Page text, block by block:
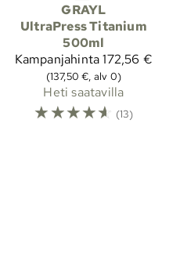
GRAYL
UltraPress Titanium
500ml
Kampanjahinta172,56 €
(137,50 €, alv 0)
Heti saatavilla
☆☆☆☆☆ (13)